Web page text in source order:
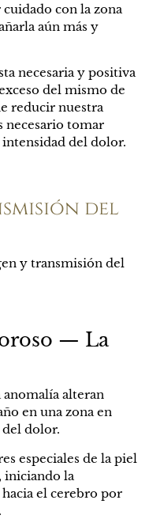
con la zona
aún más y
necesaria y positiva
del mismo de
reducir nuestra
necesario tomar
del dolor.
del
y transmisión del
— La
alteran
en una zona en
del dolor.
especiales de la piel
iniciando la
el cerebro por